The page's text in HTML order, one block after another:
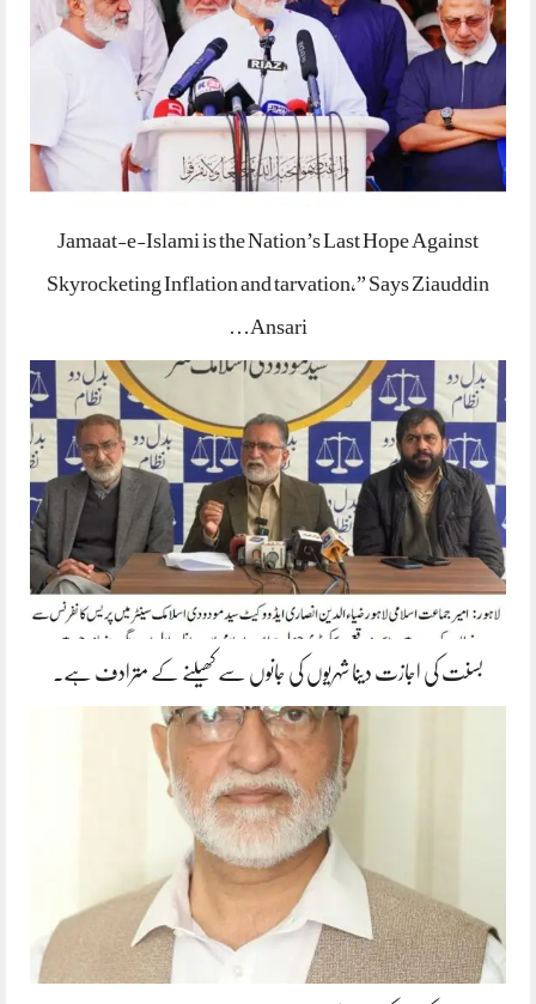
Jamaat-e-Islami is the Nation’s Last Hope Against
Skyrocketing Inflation and tarvation,” Says Ziauddin
Ansari…
بسنت کی اجازت دینا شہریوں کی جانوں سے کھیلنے کے مترادف ہے۔